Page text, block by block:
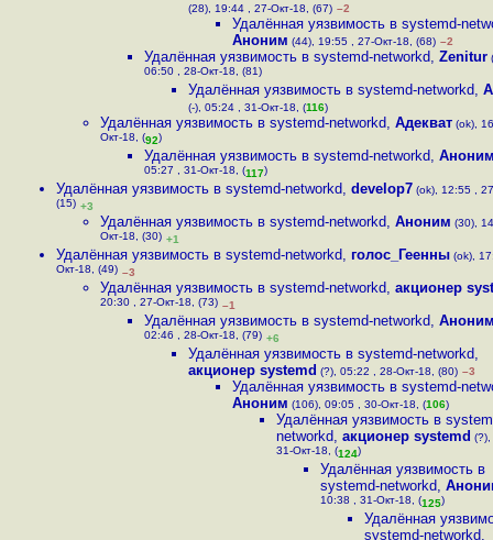
(28), 19:44 , 27-Окт-18, (67) –2
Удалённая уязвимость в systemd-
Аноним (44), 19:55 , 27-Окт-18, (68) –2
Удалённая уязвимость в systemd-networkd, Zenitur
06:50 , 28-Окт-18, (81)
Удалённая уязвимость в systemd-networkd,
(-), 05:24 , 31-Окт-18, (116)
Удалённая уязвимость в systemd-networkd, Адекват (ok),
Окт-18, (92)
Удалённая уязвимость в systemd-networkd,
05:27 , 31-Окт-18, (117)
Удалённая уязвимость в systemd-networkd, develop7 (ok), 12:55 ,
(15) +3
Удалённая уязвимость в systemd-networkd, Аноним (30),
Окт-18, (30) +1
Удалённая уязвимость в systemd-networkd, голос_Геенны (ok),
Окт-18, (49) –3
Удалённая уязвимость в systemd-networkd, акционер
20:30 , 27-Окт-18, (73) –1
Удалённая уязвимость в systemd-networkd,
02:46 , 28-Окт-18, (79) +6
Удалённая уязвимость в systemd-networkd,
акционер systemd (?), 05:22 , 28-Окт-18, (80) –3
Удалённая уязвимость в systemd-
Аноним (106), 09:05 , 30-Окт-18, (106)
Удалённая уязвимость в
networkd, акционер systemd
31-Окт-18, (124)
Удалённая уязвимость в
systemd-networkd,
10:38 , 31-Окт-18, (125)
Удалённая
systemd-networkd,